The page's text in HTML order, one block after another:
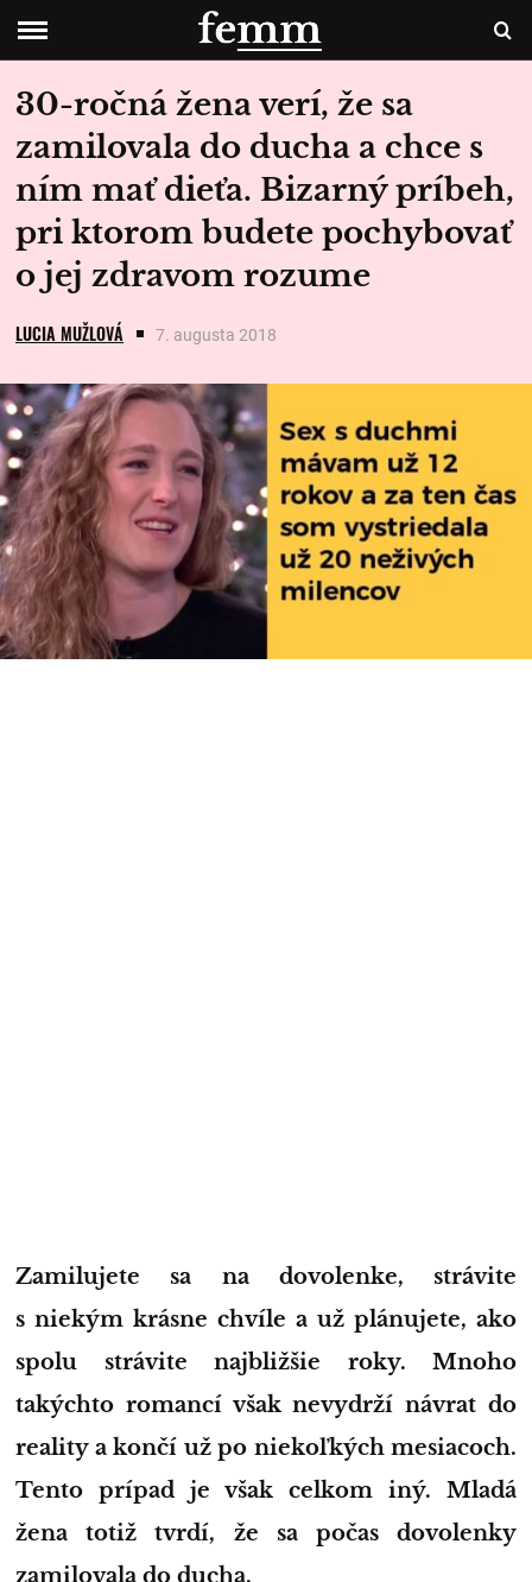
30-ročná žena verí, že sa
zamilovala do ducha a chce s
ním mať dieťa. Bizarný príbeh,
pri ktorom budete pochybovať
o jej zdravom rozume
LUCIA MUŽLOVÁ 7. augusta 2018
Zamilujete sa na dovolenke, strávite
s niekým krásne chvíle a už plánujete, ako
spolu strávite najbližšie roky. Mnoho
takýchto romancí však nevydrží návrat do
reality a končí už po niekoľkých mesiacoch.
Tento prípad je však celkom iný. Mladá
žena totiž tvrdí, že sa počas dovolenky
zamilovala do ducha.